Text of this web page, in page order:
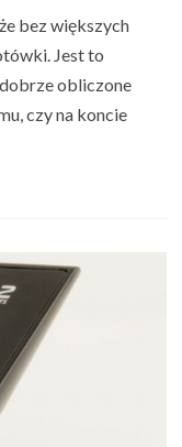
bez większych
Jest to
obliczone
czy na koncie